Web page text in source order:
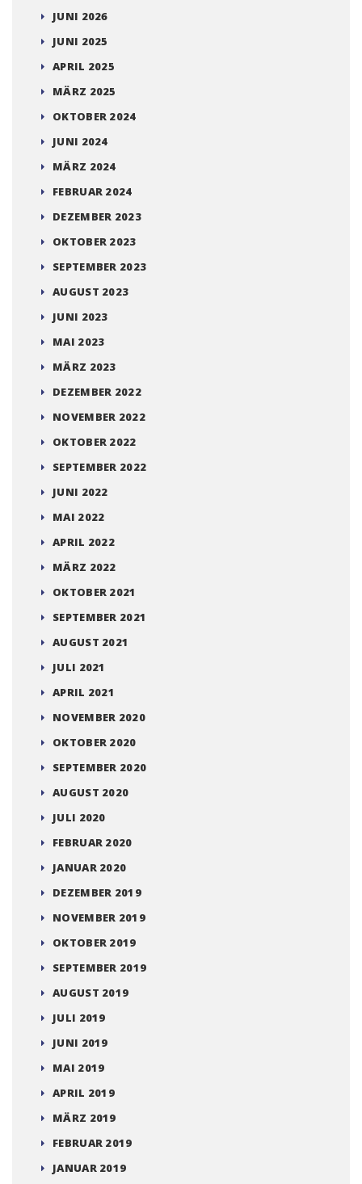
JUNI 2026
JUNI 2025
APRIL 2025
MÄRZ 2025
OKTOBER 2024
JUNI 2024
MÄRZ 2024
FEBRUAR 2024
DEZEMBER 2023
OKTOBER 2023
SEPTEMBER 2023
AUGUST 2023
JUNI 2023
MAI 2023
MÄRZ 2023
DEZEMBER 2022
NOVEMBER 2022
OKTOBER 2022
SEPTEMBER 2022
JUNI 2022
MAI 2022
APRIL 2022
MÄRZ 2022
OKTOBER 2021
SEPTEMBER 2021
AUGUST 2021
JULI 2021
APRIL 2021
NOVEMBER 2020
OKTOBER 2020
SEPTEMBER 2020
AUGUST 2020
JULI 2020
FEBRUAR 2020
JANUAR 2020
DEZEMBER 2019
NOVEMBER 2019
OKTOBER 2019
SEPTEMBER 2019
AUGUST 2019
JULI 2019
JUNI 2019
MAI 2019
APRIL 2019
MÄRZ 2019
FEBRUAR 2019
JANUAR 2019